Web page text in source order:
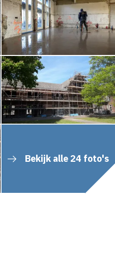
Bekijk alle 24 foto's